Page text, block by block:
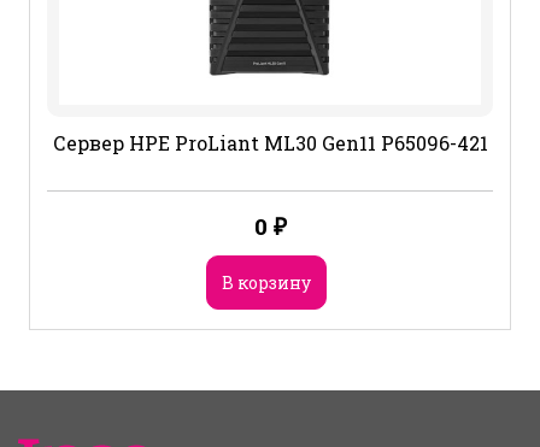
Сервер HPE ProLiant ML30 Gen11 P65096-421
0 ₽
В корзину